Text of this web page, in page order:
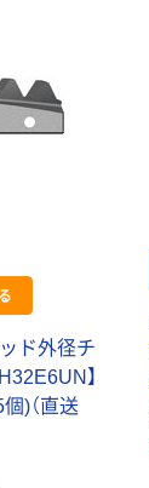
ッ ド外径チ
H32E6UN 】
個)（直送